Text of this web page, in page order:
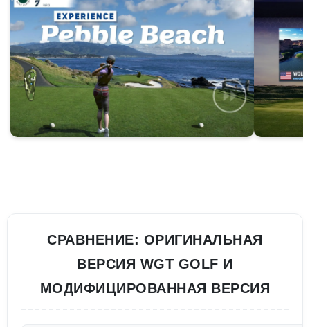
СРАВНЕНИЕ: ОРИГИНАЛЬНАЯ
ВЕРСИЯ WGT GOLF И
МОДИФИЦИРОВАННАЯ ВЕРСИЯ